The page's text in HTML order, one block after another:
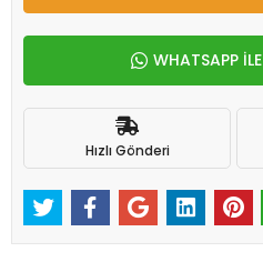
WHATSAPP
Hızlı Gönderi